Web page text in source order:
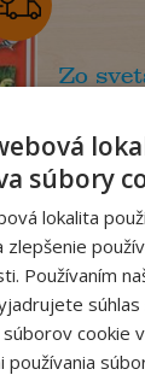
€
€
Zo
Na
súbory
lokalita
zlepšenie
Používaním
súhlas
cookie
používania